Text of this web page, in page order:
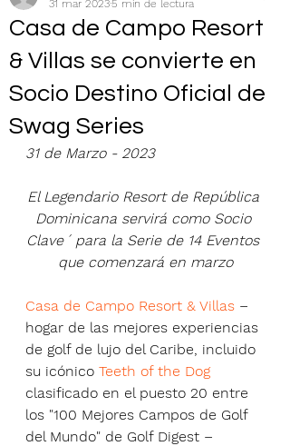
Casa de Campo Resort
& Villas se convierte en
Socio Destino Oficial de
Swag Series
31 mar 20235 min de lectura
31 de Marzo - 2023
El Legendario Resort de República
Dominicana servirá como Socio
Clave´ para la Serie de 14 Eventos
que comenzará en marzo
Casa de Campo Resort & Villas –
hogar de las mejores experiencias
de golf de lujo del Caribe, incluido
su icónico Teeth of the Dog
clasificado en el puesto 20 entre
los "100 Mejores Campos de Golf
del Mundo" de Golf Digest –